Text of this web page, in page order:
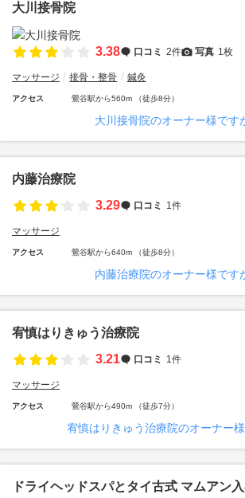
大川接骨院
3.38 口コミ 2件 写真 1枚
マッサージ 接骨・整骨 鍼灸
アクセス 鶯谷駅から560m （徒歩8分）
大川接骨院のオーナー様です
内藤治療院
3.29
口コミ 1件
マッサージ
アクセス 鶯谷駅から640m （徒歩8分）
内藤治療院のオーナー様です
宥慎はりきゅう治療院
3.21
口コミ 1件
マッサージ
アクセス 鶯谷駅から490m （徒歩7分）
宥慎はりきゅう治療院のオーナー
ドライヘッドスパとタイ古式 マムアン